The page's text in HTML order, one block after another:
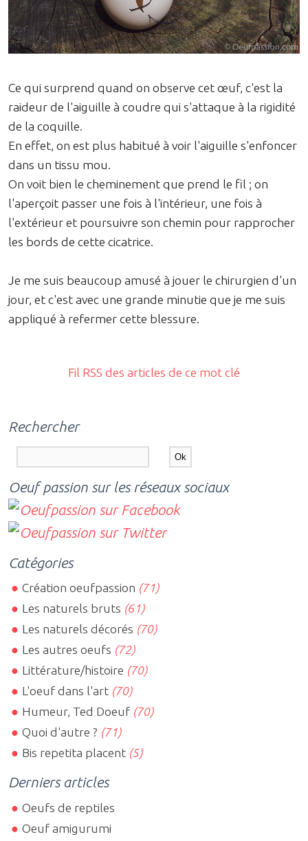
Ce qui surprend quand on observe cet œuf, c'est la
raideur de l'aiguille à coudre qui s'attaque à la rigidité
de la coquille.
En effet, on est plus habitué à voir l'aiguille s'enfoncer
dans un tissu mou.
On voit bien le cheminement que prend le fil ; on
l'aperçoit passer une fois à l'intérieur, une fois à
l'extérieur et poursuivre son chemin pour rapprocher
les bords de cette cicatrice.
Je me suis beaucoup amusé à jouer le chirurgien d'un
jour, et c'est avec une grande minutie que je me suis
appliqué à refermer cette blessure.
Fil RSS des articles de ce mot clé
Rechercher
Oeuf passion sur les réseaux sociaux
Catégories
Création oeufpassion (71)
Les naturels bruts (61)
Les naturels décorés (70)
Les autres oeufs (72)
Littérature/histoire (70)
L'oeuf dans l'art (70)
Humeur, Ted Doeuf (70)
Quoi d'autre ? (71)
Bis repetita placent (5)
Derniers articles
Oeufs de reptiles
Oeuf amigurumi